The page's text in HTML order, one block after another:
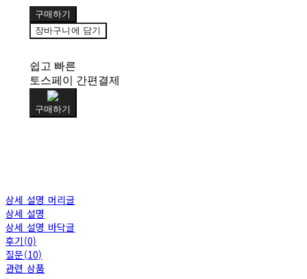
구매하기
장바구니에 담기
쉽고 빠른
토스페이 간편결제
구매하기
상세 설명 머리글
상세 설명
상세 설명 바닥글
후기(0)
질문(10)
관련 상품